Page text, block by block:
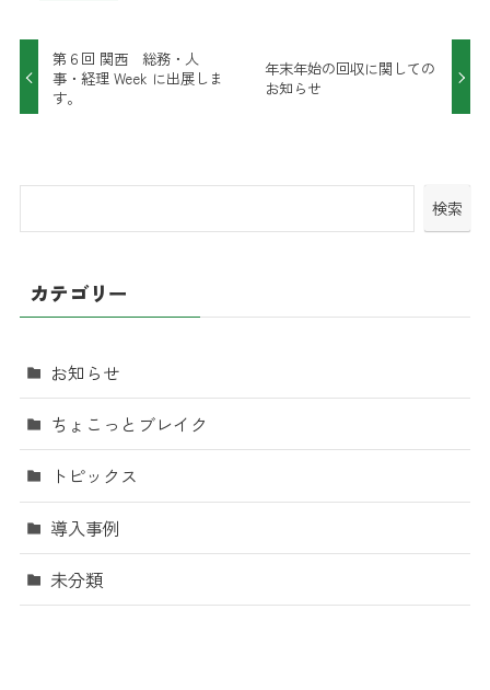
第６回 関西 総務・人
事・経理 Week に出展しま
す。
年末年始の回収に関しての
お知らせ
検索
カテゴリー
お知らせ
ちょこっとブレイク
トピックス
導入事例
未分類